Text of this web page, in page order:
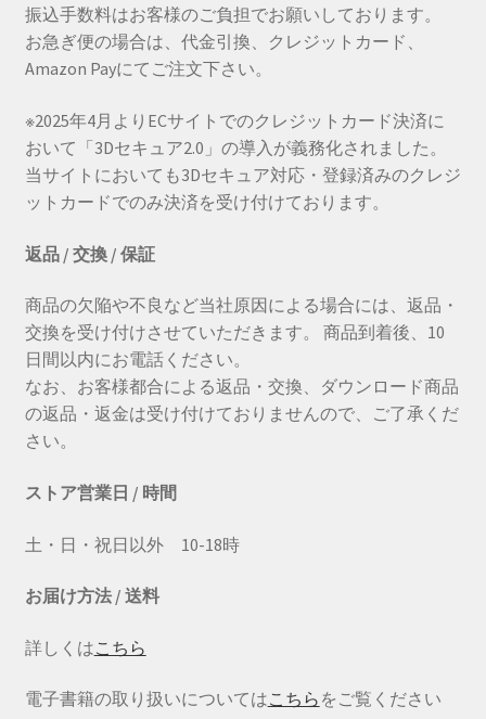
振込手数料はお客様のご負担でお願いしております。
お急ぎ便の場合は、代金引換、クレジットカード、
Amazon Payにてご注文下さい。
※2025年4月よりECサイトでのクレジットカード決済に
おいて「3Dセキュア2.0」の導入が義務化されました。
当サイトにおいても3Dセキュア対応・登録済みのクレジ
ットカードでのみ決済を受け付けております。
返品 / 交換 / 保証
商品の欠陥や不良など当社原因による場合には、返品・
交換を受け付けさせていただきます。 商品到着後、10
日間以内にお電話ください。
なお、お客様都合による返品・交換、ダウンロード商品
の返品・返金は受け付けておりませんので、ご了承くだ
さい。
ストア営業日 / 時間
土・日・祝日以外 10-18時
お届け方法 / 送料
詳しくはこちら
電子書籍の取り扱いについてはこちら をご覧ください